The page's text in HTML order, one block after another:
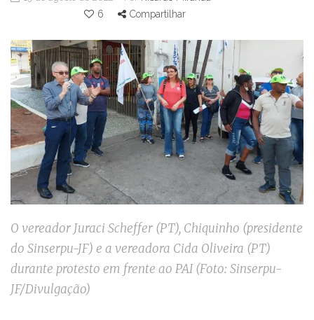
6
Compartilhar
O vereador Juraci Scheffer (PT), Chiquinho (presidente
do Sinserpu-JF) e a vereadora Cida Oliveira (PT)
durante protesto em frente ao PAI (Foto: Sinserpu-
JF/Divulgação)